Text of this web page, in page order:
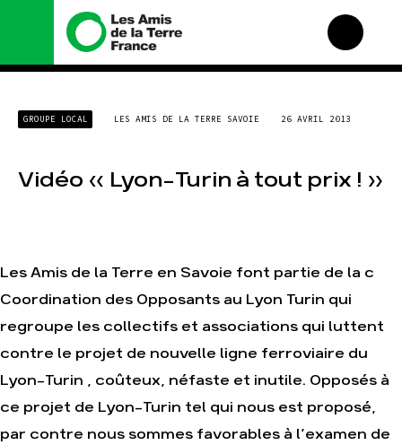
Nous connaître
Histoire
Missions et méthodes
Le réseau dans le monde
Nos alliés
Je soutiens les Amis de
la Terre
Gaz « naturel », le grand
enfumage
Faire un don
Climat – Énergie
GROUPE LOCAL LES AMIS DE LA TERRE SAVOIE 26 AVRIL 2013
Vidéo « Lyon-Turin à tout prix ! »
Les Amis de la Terre en Savoie font partie de la c
Coordination des Opposants au Lyon Turin qui
regroupe les collectifs et associations qui luttent
contre le projet de nouvelle ligne ferroviaire du
Lyon-Turin , coûteux, néfaste et inutile. Opposés à
ce projet de Lyon-Turin tel qui nous est proposé,
par contre nous sommes favorables à l’examen de